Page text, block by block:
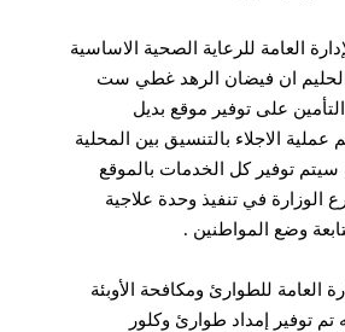
العامة للرعاية الصحية الاساسية
ان فيضان الرهد غطي ست
على توفير موقع بديل
الاجلاء بالتنسيق بين المحلية
سيتم توفير كل الخدمات بالموقع
الوزارة في تنفيذ وحدة علاجية
وضع المواطنين .
العامة للطوارئ ومكافحة الأوبئة
تم توفير إمداد طوارئ وكلور